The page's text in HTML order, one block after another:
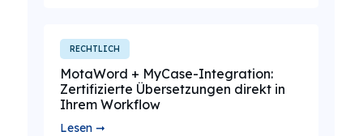
RECHTLICH
MotaWord + MyCase-Integration:
Zertifizierte Übersetzungen direkt in
Ihrem Workflow
Lesen ➞